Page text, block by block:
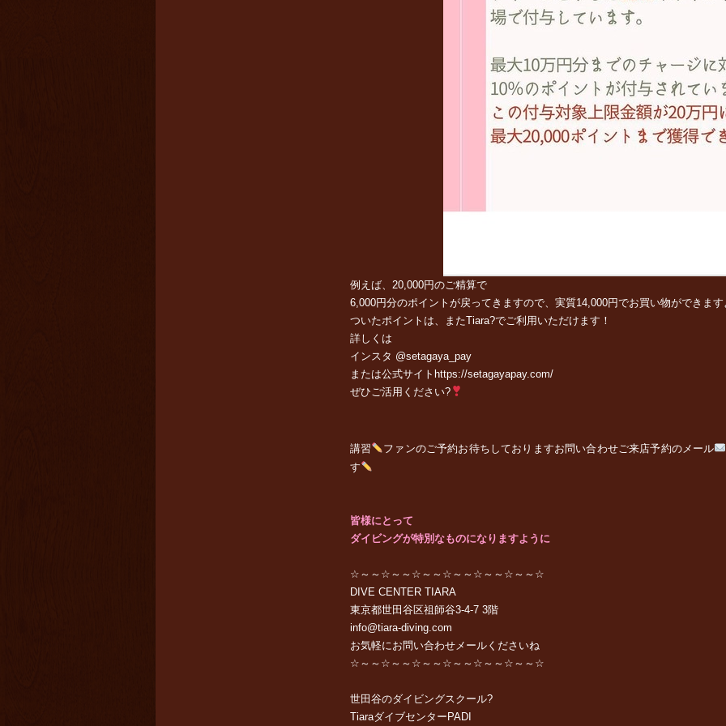
例えば、20,000円のご精算で
6,000円分のポイントが戻ってきますので、実質14,000円でお買い物ができます
ついたポイントは、またTiara?でご利用いただけます！
詳しくは
インスタ @setagaya_pay
または公式サイト https://setagayapay.com/
ぜひご活用ください?
講習 ファンのご予約お待ちしておりますお問い合わせご来店予約のメール
す
皆様にとって
ダイビングが特別なものになりますように
☆～～☆～～☆～～☆～～☆～～☆～～☆
DIVE CENTER TIARA
東京都世田谷区祖師谷3-4-7 3階
info@tiara-diving.com
お気軽にお問い合わせメール くださいね
☆～～☆～～☆～～☆～～☆～～☆～～☆
世田谷のダイビングスクール?
Tiaraダイブセンター PADI